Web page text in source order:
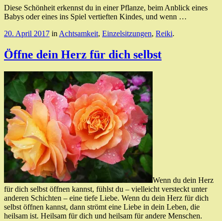
Diese Schönheit erkennst du in einer Pflanze, beim Anblick eines
Babys oder eines ins Spiel vertieften Kindes, und wenn …
20. April 2017 inAchtsamkeit, Einzelsitzungen, Reiki.
Öffne dein Herz für dich selbst
Wenn du dein Herz
für dich selbst öffnen kannst, fühlst du – vielleicht versteckt unter
anderen Schichten – eine tiefe Liebe. Wenn du dein Herz für dich
selbst öffnen kannst, dann strömt eine Liebe in dein Leben, die
heilsam ist. Heilsam für dich und heilsam für andere Menschen.